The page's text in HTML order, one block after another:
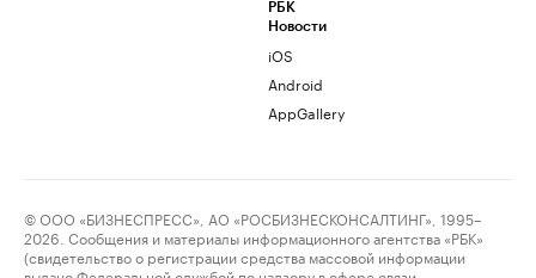
РБК
Новости
iOS
Android
AppGallery
© ООО «БИЗНЕСПРЕСС», АО «РОСБИЗНЕСКОНСАЛТИНГ», 1995–
2026. Сообщения и материалы информационного агентства «РБК»
(свидетельство о регистрации средства массовой информации